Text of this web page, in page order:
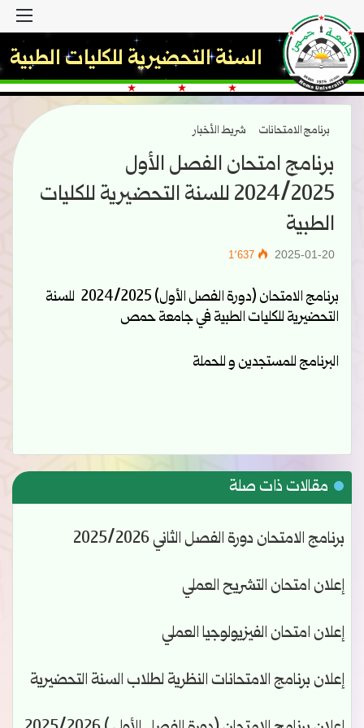
السنة التحضيرية للكليات الطبية
برنامج الامتحانات شريط الأخبار
برنامج امتحان الفصل الأول
2024/2025 للسنة التحضيرية للكليات
الطبية
2025-01-20
برنامج الامتحان (دورة الفصل الأول) 2024/2025 للسنة
التحضيرية للكليات الطبية في جامعة حمص
البرنامج للمستجدين و للحملة
مقالات ذات صلة
برنامج الامتحان دورة الفصل الثاني 2025/2026
إعلان امتحان التشريح العملي
إعلان امتحان الفيزيولوجيا العملي
إعلان برنامج الامتحانات النظرية لطلاب السنة التحضيرية